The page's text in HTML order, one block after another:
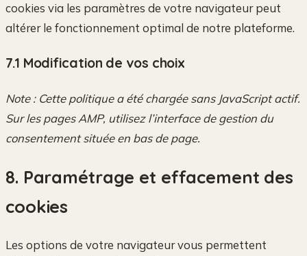
cookies via les paramètres de votre navigateur peut
altérer le fonctionnement optimal de notre plateforme.
7.1 Modification de vos choix
Note : Cette politique a été chargée sans JavaScript actif.
Sur les pages AMP, utilisez l’interface de gestion du
consentement située en bas de page.
8. Paramétrage et effacement des
cookies
Les options de votre navigateur vous permettent